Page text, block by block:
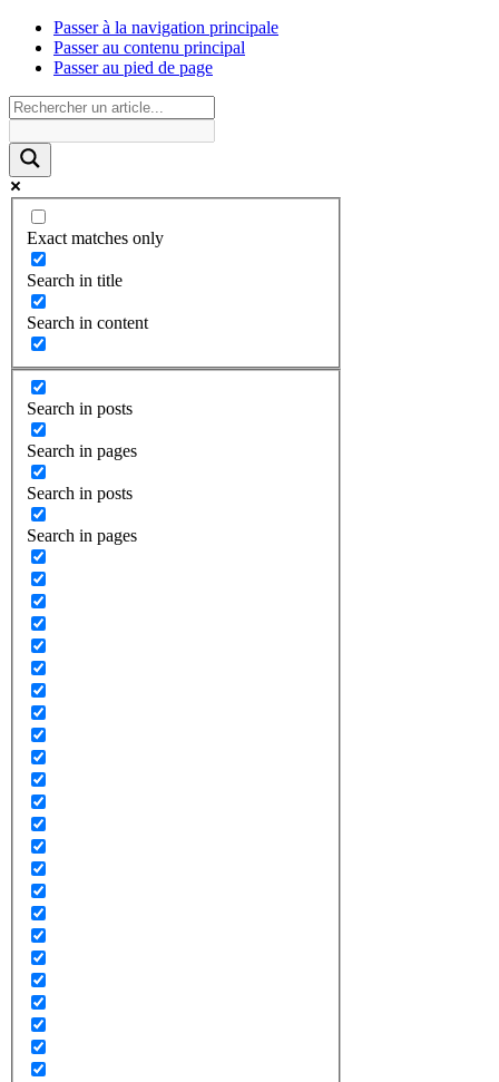
Passer à la navigation principale
Passer au contenu principal
Passer au pied de page
Exact matches only
Search in title
Search in content
Search in posts
Search in pages
Search in posts
Search in pages